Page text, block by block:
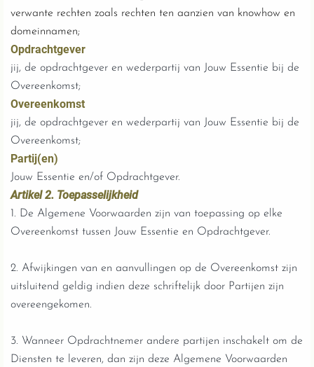
verwante rechten zoals rechten ten aanzien van knowhow en
domeinnamen;
Opdrachtgever
jij, de opdrachtgever en wederpartij van Jouw Essentie bij de
Overeenkomst;
Overeenkomst
jij, de opdrachtgever en wederpartij van Jouw Essentie bij de
Overeenkomst;
Partij(en)
Jouw Essentie en/of Opdrachtgever.
Artikel 2. Toepasselijkheid
1. De Algemene Voorwaarden zijn van toepassing op elke
Overeenkomst tussen Jouw Essentie en Opdrachtgever.
2. Afwijkingen van en aanvullingen op de Overeenkomst zijn
uitsluitend geldig indien deze schriftelijk door Partijen zijn
overeengekomen.
3. Wanneer Opdrachtnemer andere partijen inschakelt om de
Diensten te leveren, dan zijn deze Algemene Voorwaarden